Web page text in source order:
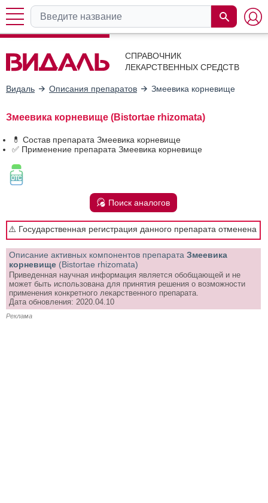
СПРАВОЧНИК
ЛЕКАРСТВЕННЫХ СРЕДСТВ
Видаль Описания препаратов Змеевика корневище
Змеевика корневище (Bistortae rhizomata)
💊 Состав препарата Змеевика корневище
✅ Применение препарата Змеевика корневище
Поиск аналогов
⚠️ Государственная регистрация данного препарата отменена
Описание активных компонентов препарата Змеевика
корневище (Bistortae rhizomata)
Приведенная научная информация является обобщающей и не
может быть использована для принятия решения о возможности
применения конкретного лекарственного препарата.
Дата обновления: 2020.04.10
Реклама